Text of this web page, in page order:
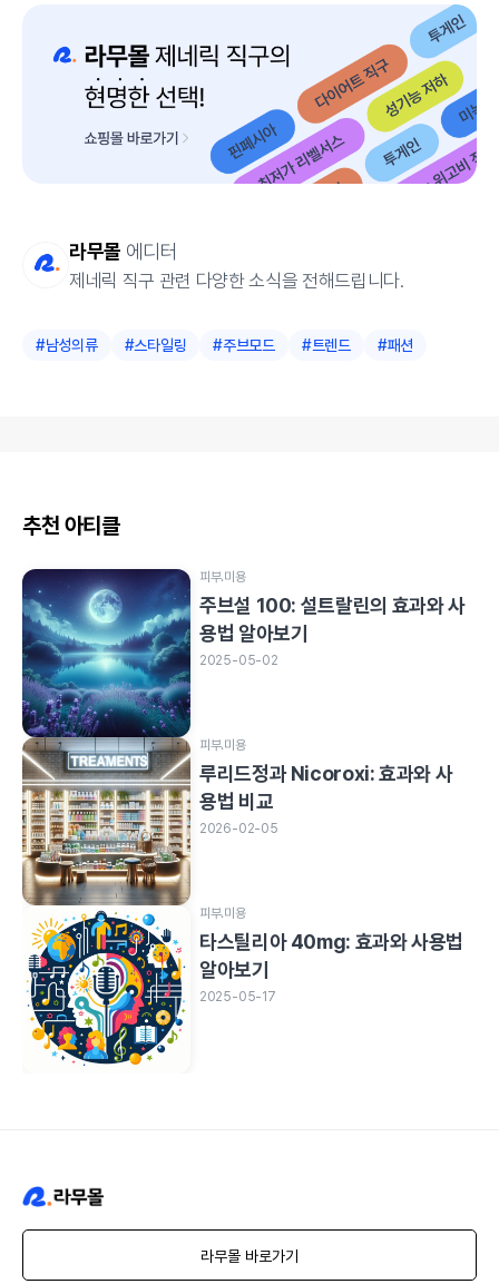
라무몰 에디터
제네릭 직구 관련 다양한 소식을 전해드립니다.
#남성의류 #스타일링 #주브모드 #트렌드 #패션
추천 아티클
피부.미용
주브설 100: 설트랄린의 효과와 사
용법 알아보기
2025-05-02
피부.미용
루리드정과 Nicoroxi: 효과와 사
용법 비교
2026-02-05
피부.미용
타스틸리아 40mg: 효과와 사용법
알아보기
2025-05-17
라무몰 바로가기